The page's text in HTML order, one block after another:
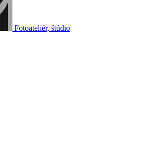
Fotoateliér, štúdio